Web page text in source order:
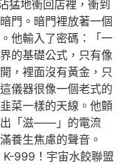
猛地衝回店裡，衝到
門。暗門裡放著一個
他輸入了密碼：「一
的基礎公式，只有像
，裡面沒有黃金，只
儀器很像一個老式的
菜一樣的天線。他顫
出「滋——」的電流
養生焦慮的聲音。
K-999！宇宙水餃聯盟